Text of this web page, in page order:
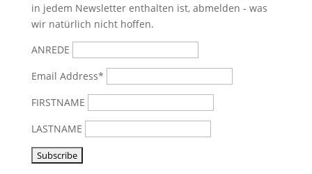
in jedem Newsletter enthalten ist, abmelden - was
wir natürlich nicht hoffen.
ANREDE
Email Address*
FIRSTNAME
LASTNAME